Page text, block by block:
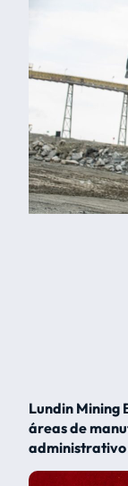
Lundin Mining
áreas de
administrativo